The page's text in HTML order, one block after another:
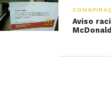
Aviso